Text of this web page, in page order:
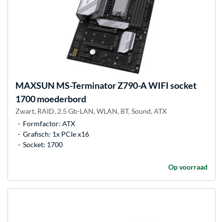
MAXSUN MS-Terminator Z790-A WIFI socket
1700 moederbord
Zwart, RAID, 2.5 Gb-LAN, WLAN, BT, Sound, ATX
Formfactor: ATX
Grafisch: 1x PCIe x16
Socket: 1700
Op voorraad